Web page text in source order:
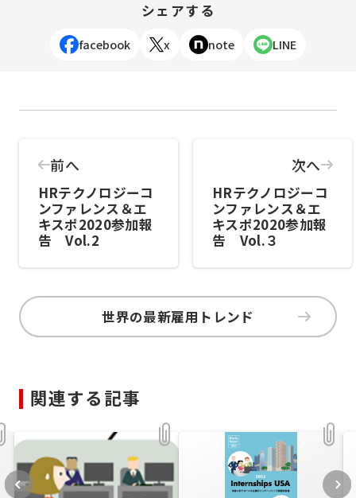
シェアする
facebook x note LINE
前へ
HRテクノロジーコ
ンファレンス＆エ
キスポ2020参加報
告 Vol.2
次へ
HRテクノロジーコ
ンファレンス＆エ
キスポ2020参加報
告 Vol.３
世界の最新雇用トレンド
関連する記事